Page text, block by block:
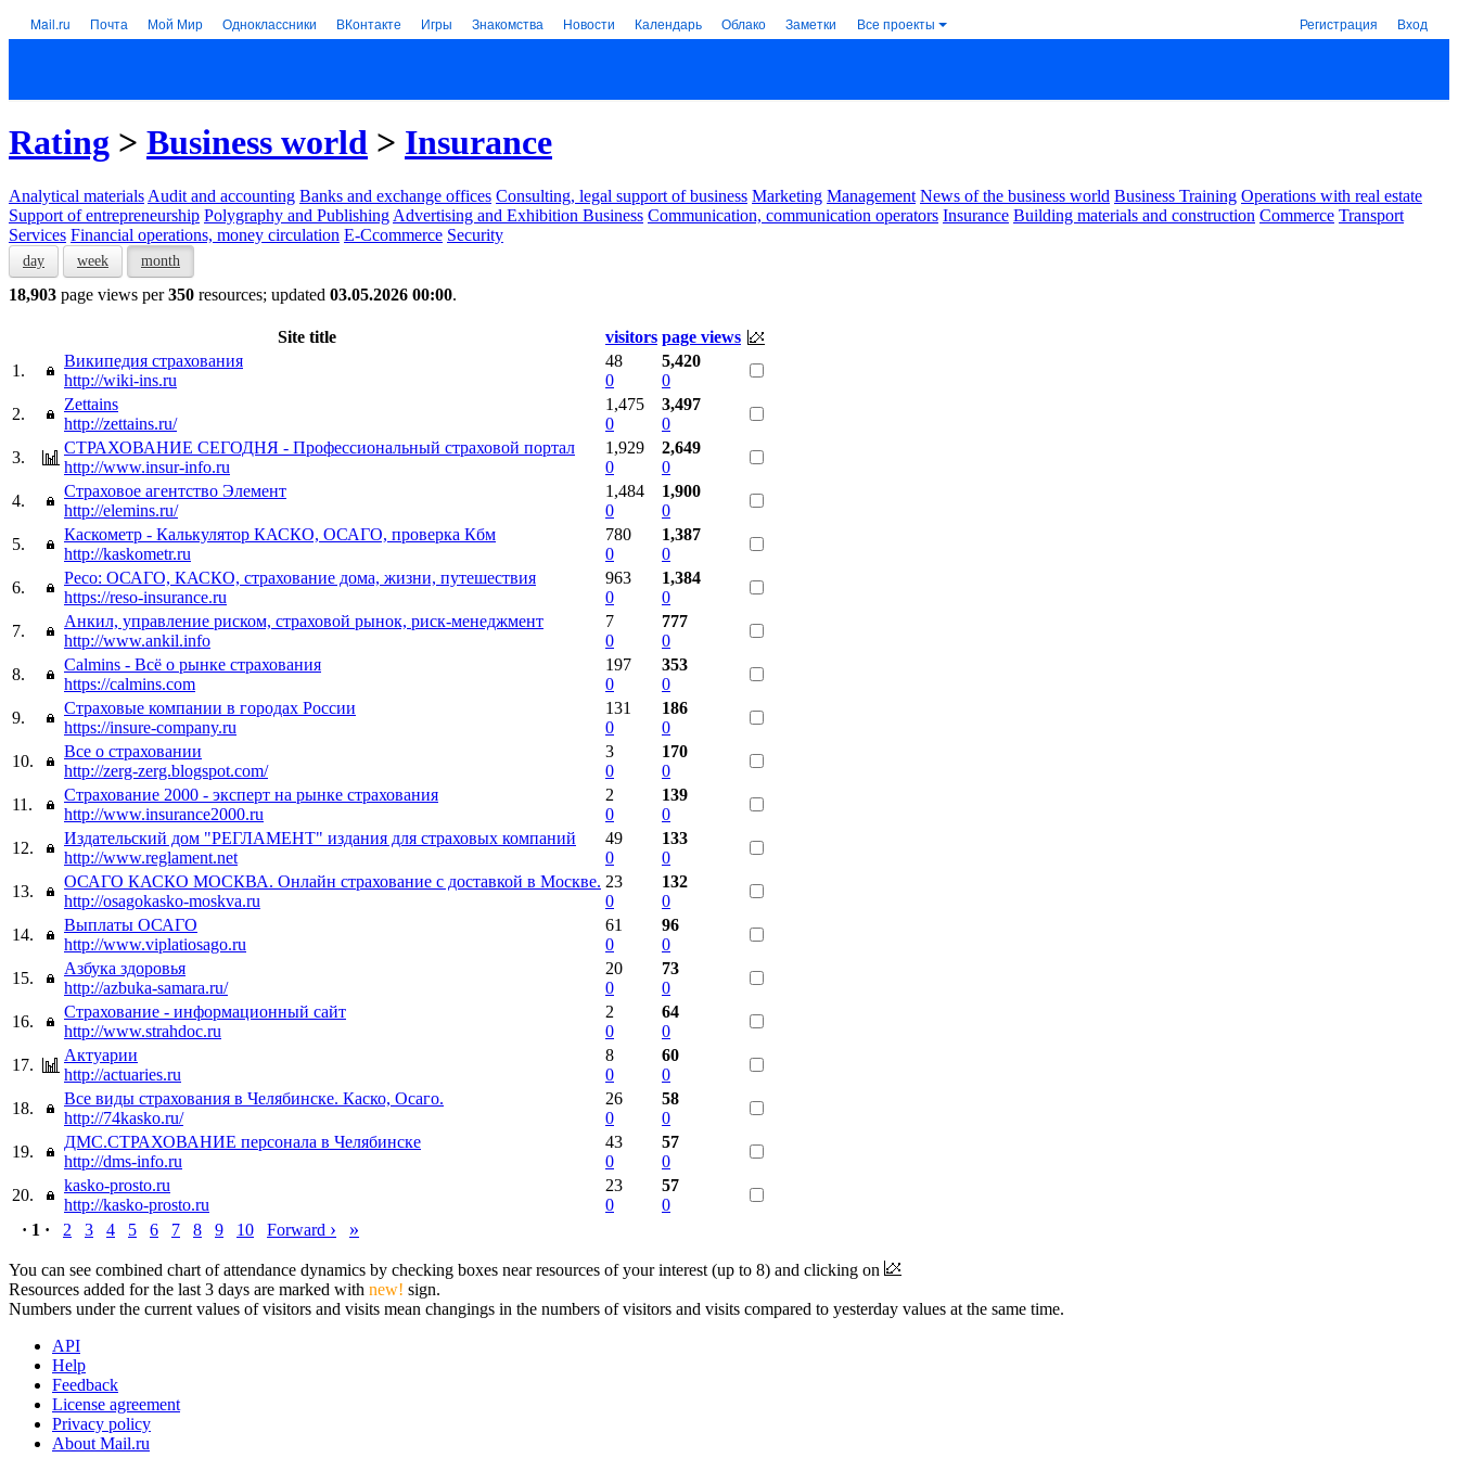
Mail.ru Почта Мой Мир Одноклассники ВКонтакте Игры Знакомства Новости Календарь Облако Заметки Все проекты Регистрация Вход
Rating > Business world > Insurance
Analytical materials Audit and accounting Banks and exchange offices Consulting, legal support of business Marketing Management News of the business world Business Training Operations with real estate
Support of entrepreneurship Polygraphy and Publishing Advertising and Exhibition Business Communication, communication operators Insurance Building materials and construction Commerce Transport
Services Financial operations, money circulation E-Ccommerce Security
day week month
18,903 page views per350 resources; updated 03.05.2026 00:00.
Site title visitors page views
1.
Википедия страхования
http://wiki-ins.ru
48
0
5,420
0
2.
Zettains
http://zettains.ru/
1,475
0
3,497
0
3.
СТРАХОВАНИЕ СЕГОДНЯ - Профессиональный страховой портал
http://www.insur-info.ru
1,929
0
2,649
0
4.
Страховое агентство Элемент
http://elemins.ru/
1,484
0
1,900
0
5.
Каскометр - Калькулятор КАСКО, ОСАГО, проверка Кбм
http://kaskometr.ru
780
0
1,387
0
6.
Ресо: ОСАГО, КАСКО, страхование дома, жизни, путешествия
https://reso-insurance.ru
963
0
1,384
0
7.
Анкил, управление риском, страховой рынок, риск-менеджмент
http://www.ankil.info
7
0
777
0
8.
Calmins - Всё о рынке страхования
https://calmins.com
197
0
353
0
9.
Страховые компании в городах России
https://insure-company.ru
131
0
186
0
10.
Все о страховании
http://zerg-zerg.blogspot.com/
3
0
170
0
11.
Страхование 2000 - эксперт на рынке страхования
http://www.insurance2000.ru
2
0
139
0
12.
Издательский дом "РЕГЛАМЕНТ" издания для страховых компаний
http://www.reglament.net
49
0
133
0
13.
ОСАГО КАСКО МОСКВА. Онлайн страхование с доставкой в Москве.
http://osagokasko-moskva.ru
23
0
132
0
14.
Выплаты ОСАГО
http://www.viplatiosago.ru
61
0
96
0
15.
Азбука здоровья
http://azbuka-samara.ru/
20
0
73
0
16.
Страхование - информационный сайт
http://www.strahdoc.ru
2
0
64
0
17.
Актуарии
http://actuaries.ru
8
0
60
0
18.
Все виды страхования в Челябинске. Каско, Осаго.
http://74kasko.ru/
26
0
58
0
19.
ДМС.СТРАХОВАНИЕ персонала в Челябинске
http://dms-info.ru
43
0
57
0
20.
kasko-prosto.ru
http://kasko-prosto.ru
23
0
57
0
· 1 ·
2 3 4 5 6 7 8 9 10 Forward › »
You can see combined chart of attendance dynamics by checking boxes near resources of your interest (up to 8) and clicking on
Resources added for the last 3 days are marked with new! sign.
Numbers under the current values of visitors and visits mean changings in the numbers of visitors and visits compared to yesterday values at the same time.
API
Help
Feedback
License agreement
Privacy policy
About Mail.ru